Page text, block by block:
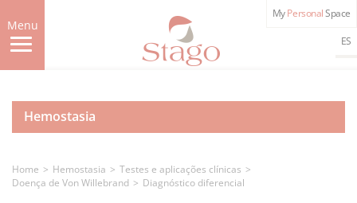
to
main
content
Menu
MyPersonalSpace
ES
Hemostasia
Home Hemostasia
Testes e aplicações clínicas
Doença de Von Willebrand
Diagnóstico diferencial